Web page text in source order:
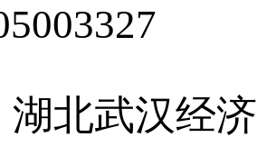
湖北武汉经济